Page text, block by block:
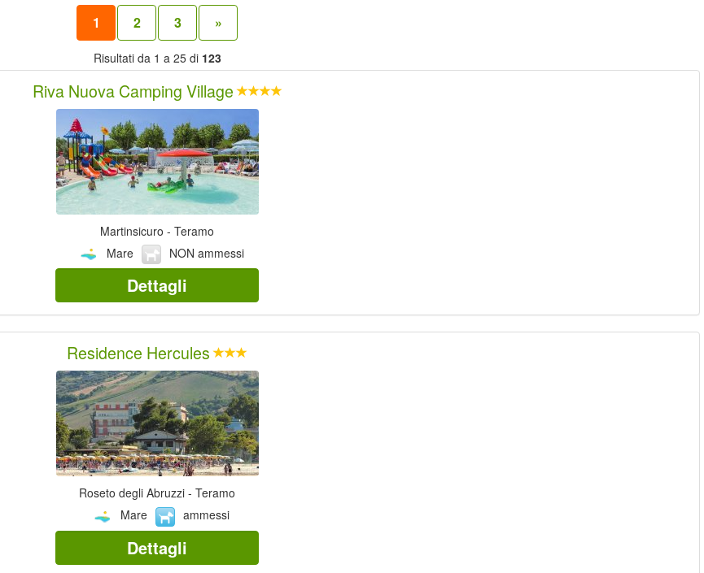
1 2 3 »
Risultati da 1 a 25 di 123
Riva Nuova Camping Village
Martinsicuro - Teramo
Mare
NON ammessi
Dettagli
Residence Hercules
Roseto degli Abruzzi - Teramo
Mare
ammessi
Dettagli